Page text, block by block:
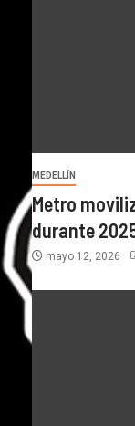
MEDELLÍN
Metro
durante
mayo 12, 2026